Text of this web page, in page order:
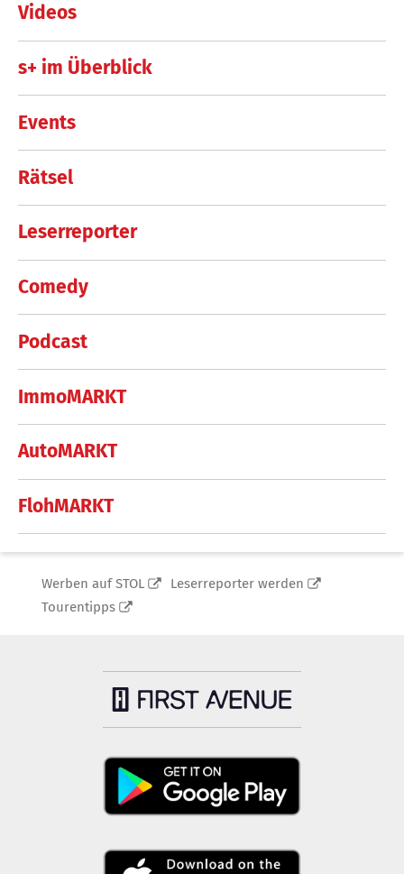
Videos
s+ im Überblick
Events
Rätsel
Leserreporter
Comedy
Podcast
ImmoMARKT
AutoMARKT
FlohMARKT
Werben auf STOL
Leserreporter werden
Tourentipps